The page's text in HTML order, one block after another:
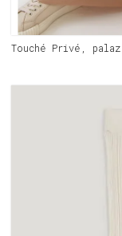
Touché Privé,